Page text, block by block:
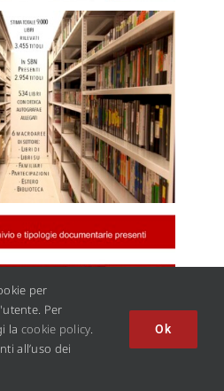
per
Per
la cookie policy.
all’uso dei
Ok